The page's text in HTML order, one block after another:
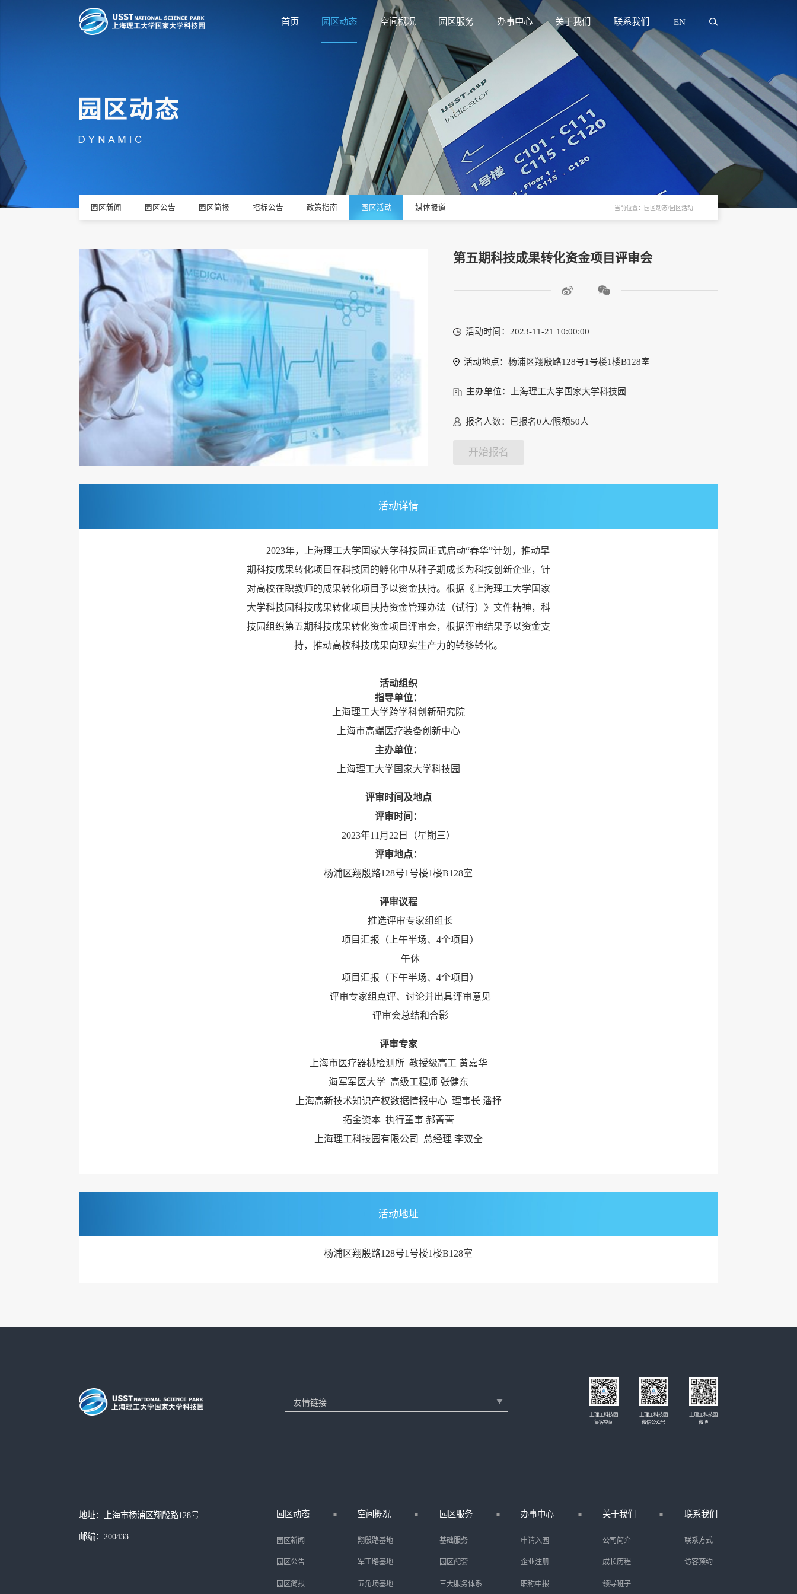
首页 园区动态 空间概况 园区服务 办事中心 关于我们 联系我们 EN
园区新闻 园区公告 园区简报 招标公告 政策指南 园区活动 媒体报道 当前位置：园区动态/园区活动
第五期科技成果转化资金项目评审会
活动时间：2023-11-21 10:00:00
活动地点：杨浦区翔殷路128号1号楼1楼B128室
主办单位：上海理工大学国家大学科技园
报名人数：已报名0人/限额50人
开始报名
活动详情
2023年，上海理工大学国家大学科技园正式启动“春华”计划，推动早
期科技成果转化项目在科技园的孵化中从种子期成长为科技创新企业，针
对高校在职教师的成果转化项目予以资金扶持。根据《上海理工大学国家
大学科技园科技成果转化项目扶持资金管理办法（试行）》文件精神，科
技园组织第五期科技成果转化资金项目评审会，根据评审结果予以资金支
持，推动高校科技成果向现实生产力的转移转化。
活动组织
指导单位：
上海理工大学跨学科创新研究院
上海市高端医疗装备创新中心
主办单位：
上海理工大学国家大学科技园
评审时间及地点
评审时间：
2023年11月22日（星期三）
评审地点：
杨浦区翔殷路128号1号楼1楼B128室
评审议程
推选评审专家组组长
项目汇报（上午半场、4个项目）
午休
项目汇报（下午半场、4个项目）
评审专家组点评、讨论并出具评审意见
评审会总结和合影
评审专家
上海市医疗器械检测所 教授级高工 黄嘉华
海军军医大学 高级工程师 张健东
上海高新技术知识产权数据情报中心 理事长 潘抒
拓金资本 执行董事 郝菁菁
上海理工科技园有限公司 总经理 李双全
活动地址
杨浦区翔殷路128号1号楼1楼B128室
上理工科技园
集客空间
上理工科技园
微信公众号
上理工科技园
微博
地址：上海市杨浦区翔殷路128号
邮编：200433
园区动态
园区新闻
园区公告
园区简报
空间概况
翔殷路基地
军工路基地
五角场基地
园区服务
基础服务
园区配套
三大服务体系
办事中心
申请入园
企业注册
职称申报
关于我们
公司简介
成长历程
领导班子
联系我们
联系方式
访客预约